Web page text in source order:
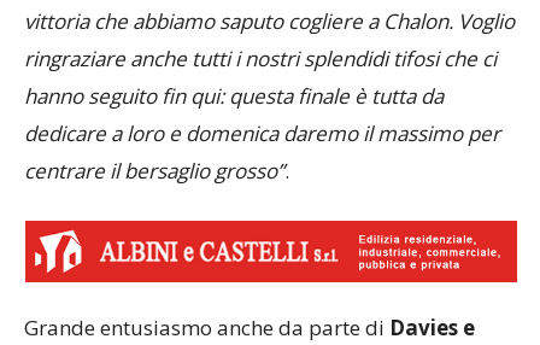
vittoria che abbiamo saputo cogliere a Chalon. Voglio
ringraziare anche tutti i nostri splendidi tifosi che ci
hanno seguito fin qui: questa finale è tutta da
dedicare a loro e domenica daremo il massimo per
centrare il bersaglio grosso”.
Grande entusiasmo anche da parte di Davies e